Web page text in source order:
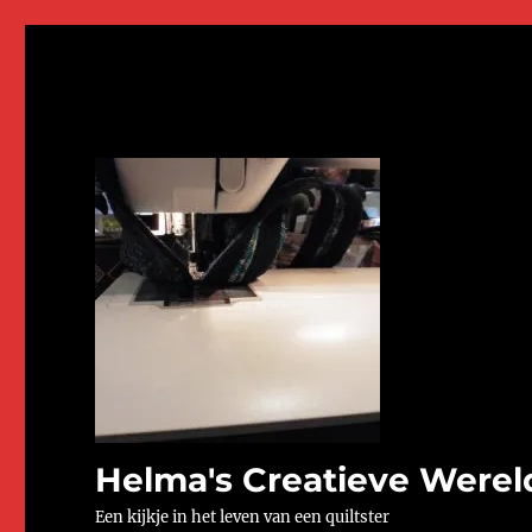
Helma's Creatieve
Een kijkje in het leven van een quiltster